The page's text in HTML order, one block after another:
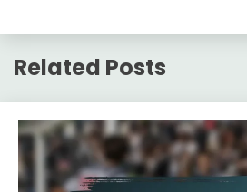
Related Posts